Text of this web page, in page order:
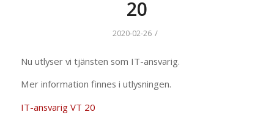
20
2020-02-26 /
Nu utlyser vi tjänsten som IT-ansvarig.
Mer information finnes i utlysningen.
IT-ansvarig VT 20